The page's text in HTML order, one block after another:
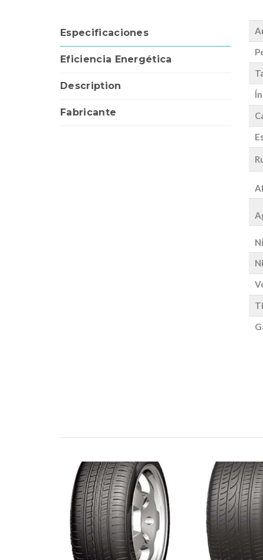
Especificaciones
Eficiencia Energética
Description
Fabricante